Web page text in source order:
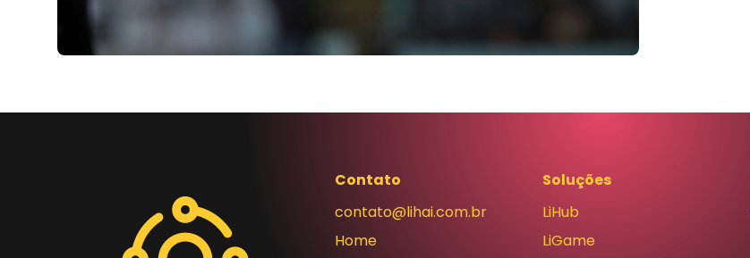
Contato
contato@lihai.com.br
Home
Soluções
LiHub
LiGame